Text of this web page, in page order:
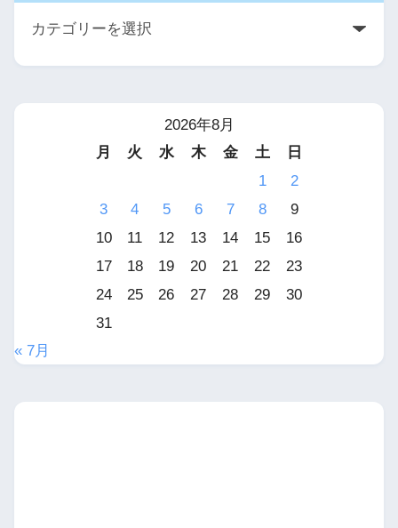
2026年8月
月
火 水 木 金 土
日
1
2
3
4 5 6 7 8
9
10
11 12 13 14 15
16
17
18 19 20 21 22
23
24
25 26 27 28 29
30
31
« 7月